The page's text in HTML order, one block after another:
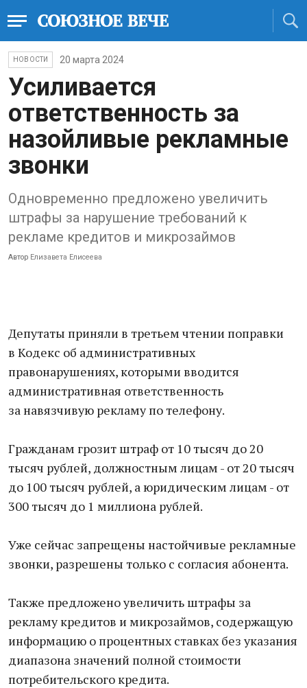
НОВОСТИ 20 марта 2024
Усиливается
ответственность за
назойливые рекламные
звонки
Одновременно предложено увеличить
штрафы за нарушение требований к
рекламе кредитов и микрозаймов
Автор Елизавета Елисеева
Депутаты приняли в третьем чтении поправки
в Кодекс об административных
правонарушениях, которыми вводится
административная ответственность
за навязчивую рекламу по телефону.
Гражданам грозит штраф от 10 тысяч до 20
тысяч рублей, должностным лицам - от 20 тысяч
до 100 тысяч рублей, а юридическим лицам - от
300 тысяч до 1 миллиона рублей.
Уже сейчас запрещены настойчивые рекламные
звонки, разрешены только с согласия абонента.
Также предложено увеличить штрафы за
рекламу кредитов и микрозаймов, содержащую
информацию о процентных ставках без указания
диапазона значений полной стоимости
потребительского кредита.